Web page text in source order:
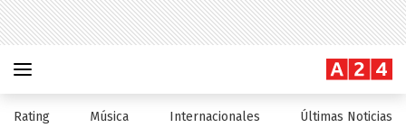
Rating Música Internacionales Últimas Noticias